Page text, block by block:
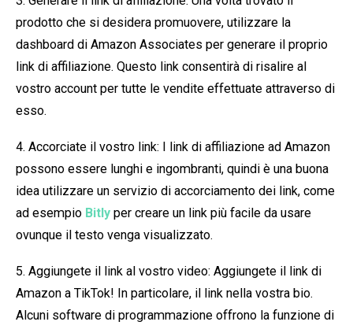
prodotto che si desidera promuovere, utilizzare la
dashboard di Amazon Associates per generare il proprio
link di affiliazione. Questo link consentirà di risalire al
vostro account per tutte le vendite effettuate attraverso di
esso.
4. Accorciate il vostro link: I link di affiliazione ad Amazon
possono essere lunghi e ingombranti, quindi è una buona
idea utilizzare un servizio di accorciamento dei link, come
ad esempio Bitly per creare un link più facile da usare
ovunque il testo venga visualizzato.
5. Aggiungete il link al vostro video: Aggiungete il link di
Amazon a TikTok! In particolare, il link nella vostra bio.
Alcuni software di programmazione offrono la funzione di